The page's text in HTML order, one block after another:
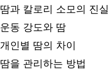
땀과 칼로리 소모의 진실
운동 강도와 땀
개인별 땀의 차이
땀을 관리하는 방법